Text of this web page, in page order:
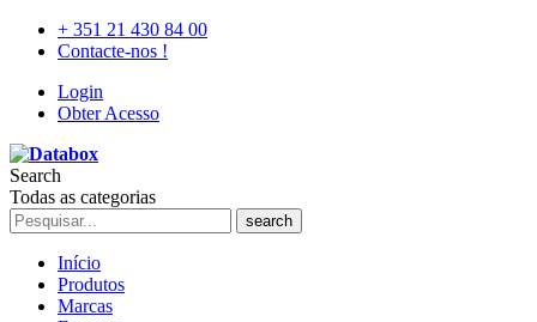
+ 351 21 430 84 00
Contacte-nos !
Login
Obter Acesso
Search
Todas as categorias
search
Início
Produtos
Marcas